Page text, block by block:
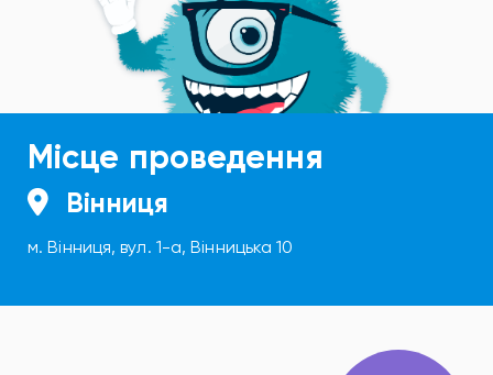
Місце проведення
Вінниця
м. Вінниця, вул. 1-а, Вінницька 10